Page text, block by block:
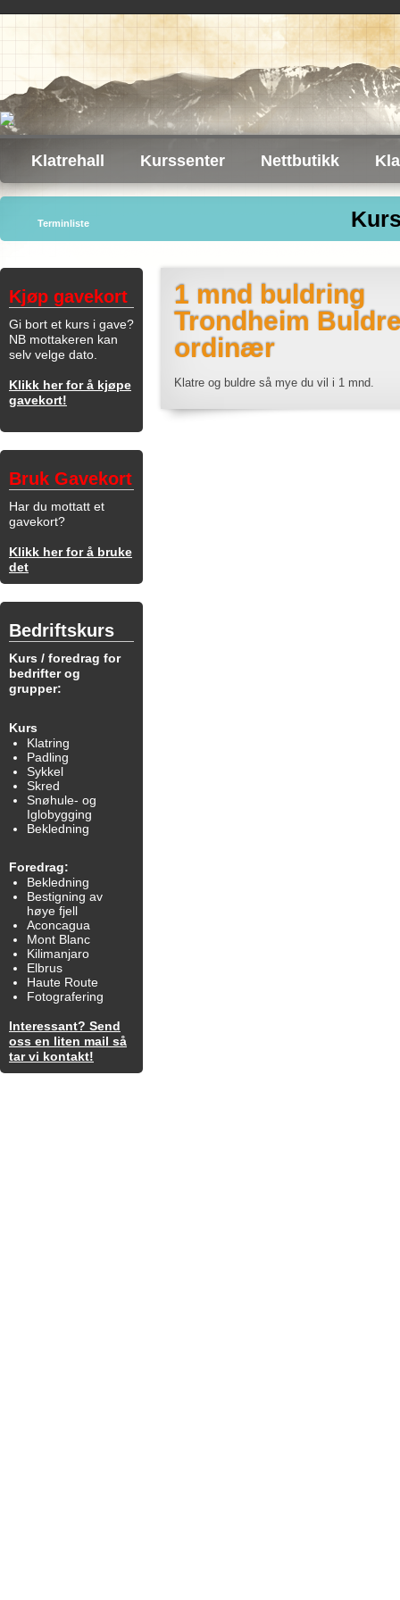
Klatrehall Kurssenter Nettbutikk
Terminliste
Kjøp gavekort
Gi bort et kurs i gave?
NB mottakeren kan
selv velge dato.
Klikk her for å kjøpe
gavekort!
Bruk Gavekort
Har du mottatt et
gavekort?
Klikk her for å bruke
det
Bedriftskurs
Kurs / foredrag for
bedrifter og
grupper:
Kurs
Klatring
Padling
Sykkel
Skred
Snøhule- og
Iglobygging
Bekledning
Foredrag:
Bekledning
Bestigning av
høye fjell
Aconcagua
Mont Blanc
Kilimanjaro
Elbrus
Haute Route
Fotografering
Interessant? Send
oss en liten mail så
tar vi kontakt!
1 mnd buldring
Trondheim
ordinær
Klatre og buldre så mye du vil i 1 mnd.